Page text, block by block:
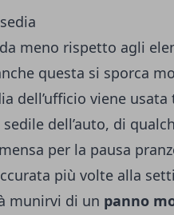
meno rispetto agli
questa si sporca
dell’ufficio viene
dell’auto, di
per la pausa
più volte alla
munirvi di un panno